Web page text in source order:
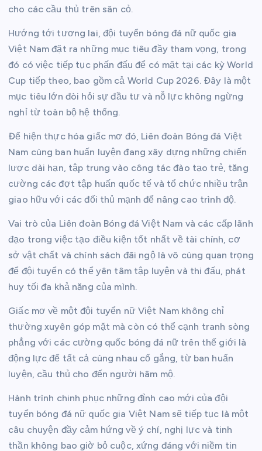
cho các cầu thủ trên sân cỏ.
Hướng tới tương lai, đội tuyển bóng đá nữ quốc gia
Việt Nam đặt ra những mục tiêu đầy tham vọng, trong
đó có việc tiếp tục phấn đấu để có mặt tại các kỳ World
Cup tiếp theo, bao gồm cả World Cup 2026. Đây là một
mục tiêu lớn đòi hỏi sự đầu tư và nỗ lực không ngừng
nghỉ từ toàn bộ hệ thống.
Để hiện thực hóa giấc mơ đó, Liên đoàn Bóng đá Việt
Nam cùng ban huấn luyện đang xây dựng những chiến
lược dài hạn, tập trung vào công tác đào tạo trẻ, tăng
cường các đợt tập huấn quốc tế và tổ chức nhiều trận
giao hữu với các đối thủ mạnh để nâng cao trình độ.
Vai trò của Liên đoàn Bóng đá Việt Nam và các cấp lãnh
đạo trong việc tạo điều kiện tốt nhất về tài chính, cơ
sở vật chất và chính sách đãi ngộ là vô cùng quan trọng
để đội tuyển có thể yên tâm tập luyện và thi đấu, phát
huy tối đa khả năng của mình.
Giấc mơ về một đội tuyển nữ Việt Nam không chỉ
thường xuyên góp mặt mà còn có thể cạnh tranh sòng
phẳng với các cường quốc bóng đá nữ trên thế giới là
động lực để tất cả cùng nhau cố gắng, từ ban huấn
luyện, cầu thủ cho đến người hâm mộ.
Hành trình chinh phục những đỉnh cao mới của đội
tuyển bóng đá nữ quốc gia Việt Nam sẽ tiếp tục là một
câu chuyện đầy cảm hứng về ý chí, nghị lực và tinh
thần không bao giờ bỏ cuộc, xứng đáng với niềm tin